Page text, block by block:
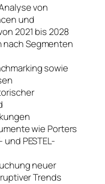
von
und
2021 bis 2028
Segmenten
sowie
wie Porters
und PESTEL-
neuer
Trends